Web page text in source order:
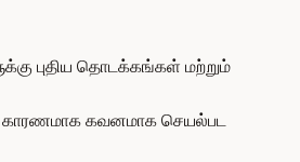
புதிய தொடக்கங்கள் மற்றும்
காரணமாக கவனமாக செயல்பட